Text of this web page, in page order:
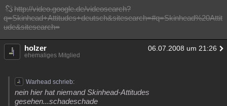
http://video.google.de/videosearch?
q=Skinhead+Attitudes+deutsch&sitesearch=#q=Skinhead%20Attit
ude&sitesearch=
holzer 06.07.2008 um 21:26
ehemaliges Mitglied
Warhead schrieb:
nein hier hat niemand Skinhead-Attitudes
gesehen...schadeschade